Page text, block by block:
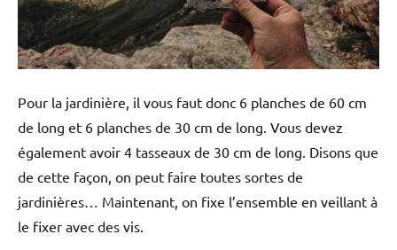
Pour la jardinière, il vous faut donc 6 planches de 60 cm
de long et 6 planches de 30 cm de long. Vous devez
également avoir 4 tasseaux de 30 cm de long. Disons que
de cette façon, on peut faire toutes sortes de
jardinières… Maintenant, on fixe l’ensemble en veillant à
le fixer avec des vis.